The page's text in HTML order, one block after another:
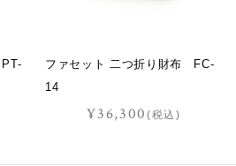
ファセット 二つ折り財布 FC-
14
¥36,300(税込)